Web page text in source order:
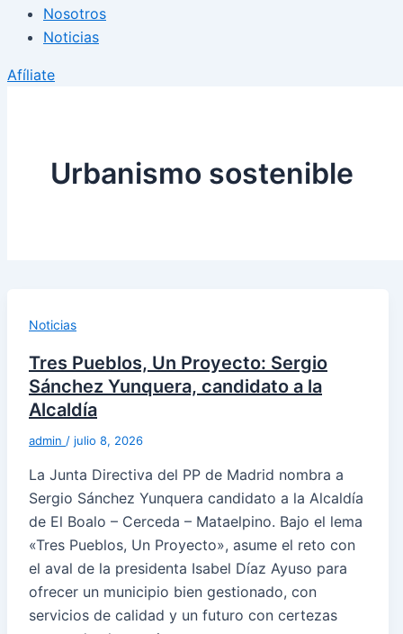
Nosotros
Noticias
Afíliate
Urbanismo sostenible
Noticias
Tres Pueblos, Un Proyecto: Sergio
Sánchez Yunquera, candidato a la
Alcaldía
admin / julio 8, 2026
La Junta Directiva del PP de Madrid nombra a
Sergio Sánchez Yunquera candidato a la Alcaldía
de El Boalo – Cerceda – Mataelpino. Bajo el lema
«Tres Pueblos, Un Proyecto», asume el reto con
el aval de la presidenta Isabel Díaz Ayuso para
ofrecer un municipio bien gestionado, con
servicios de calidad y un futuro con certezas